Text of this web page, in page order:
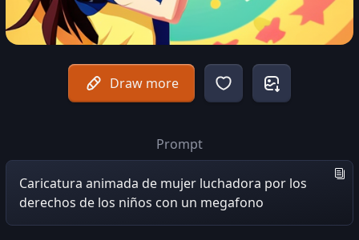
Draw more
Prompt
Caricatura animada de mujer luchadora por los
derechos de los niños con un megafono